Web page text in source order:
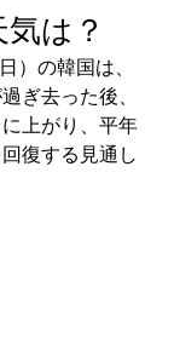
は？
）の韓国は、
ぎ去った後、
上がり、平年
復する見通し